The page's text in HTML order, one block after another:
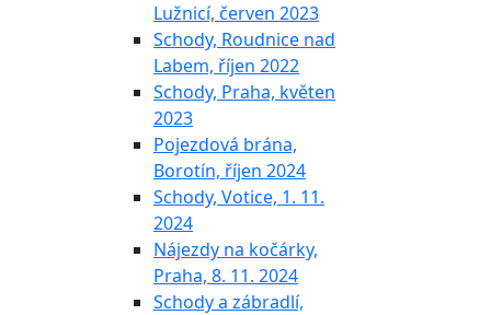
Lužnicí, červen 2023
Schody, Roudnice nad
Labem, říjen 2022
Schody, Praha, květen
2023
Pojezdová brána,
Borotín, říjen 2024
Schody, Votice, 1. 11.
2024
Nájezdy na kočárky,
Praha, 8. 11. 2024
Schody a zábradlí,